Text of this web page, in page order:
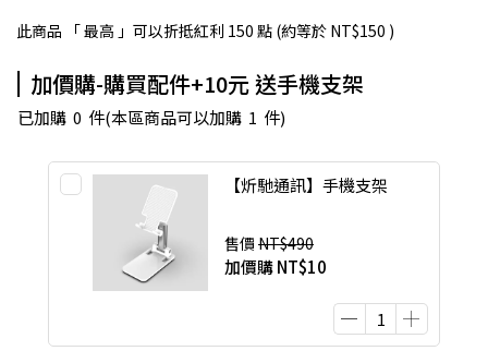
此商品 「 最高 」可以折抵紅利 150 點 (約等於 NT$150 )
加價購-購買配件+10元 送手機支架
已加購 0 件(本區商品可以加購 1 件)
【炘馳通訊】手機支架
售價 NT$490
加價購NT$10